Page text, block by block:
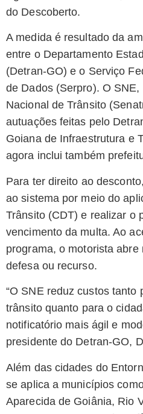
do Descoberto.
A medida é resultado da
entre o Departamento
(Detran-GO) e o Serviço
de Dados (Serpro). O
Nacional de Trânsito
autuações feitas pelo
Goiana de Infraestrutura e
agora inclui também
Para ter direito ao
ao sistema por meio do
Trânsito (CDT) e realizar o
vencimento da multa. Ao
programa, o motorista abre
defesa ou recurso.
“O SNE reduz custos tanto
trânsito quanto para o
notificatório mais ágil e
presidente do Detran-GO,
Além das cidades do
se aplica a municípios
Aparecida de Goiânia, Rio